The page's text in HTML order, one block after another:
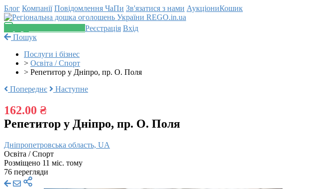
Блог Компанії Повідомлення ЧаПи Зв'язатися з нами АукціониКошик
Реєстрація Вхід
Пошук
Послуги і бізнес
> Освіта / Спорт
> Репетитор у Дніпро, пр. О. Поля
Попереднє
Наступне
162.00 ₴
Репетитор у Дніпро, пр. О. Поля
Дніпропетровська область, UA
Освіта / Спорт
Розміщено 11 міс. тому
76 перегляди